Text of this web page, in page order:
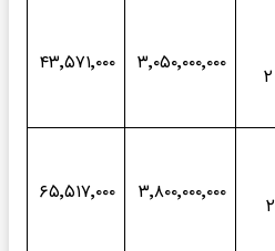
۱۳۹۲ - ۲
۳٬۰۵۰٬۰۰۰٬۰۰۰ ۴۳٬۵۷۱٬۰۰۰
۱۴۰۳ - ۲
۳٬۸۰۰٬۰۰۰٬۰۰۰ ۶۵٬۵۱۷٬۰۰۰